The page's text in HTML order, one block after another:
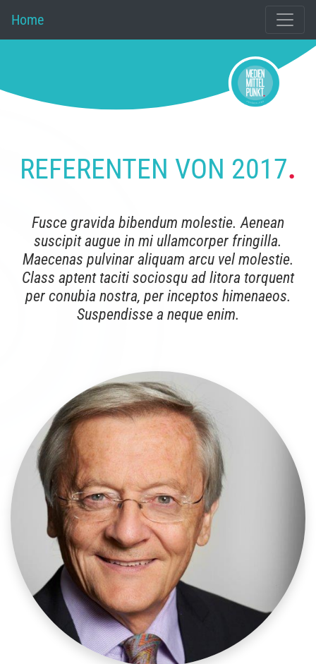
Home
REFERENTEN VON 2017.
Fusce gravida bibendum molestie. Aenean
suscipit augue in mi ullamcorper fringilla.
Maecenas pulvinar aliquam arcu vel molestie.
Class aptent taciti sociosqu ad litora torquent
per conubia nostra, per inceptos himenaeos.
Suspendisse a neque enim.